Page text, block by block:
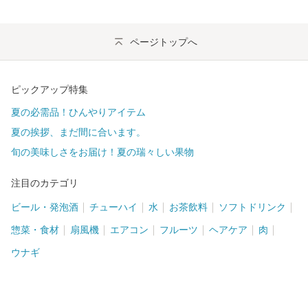
ページトップへ
ピックアップ特集
夏の必需品！ひんやりアイテム
夏の挨拶、まだ間に合います。
旬の美味しさをお届け！夏の瑞々しい果物
注目のカテゴリ
ビール・発泡酒 チューハイ 水 お茶飲料 ソフトドリンク
惣菜・食材 扇風機 エアコン フルーツ ヘアケア 肉
ウナギ